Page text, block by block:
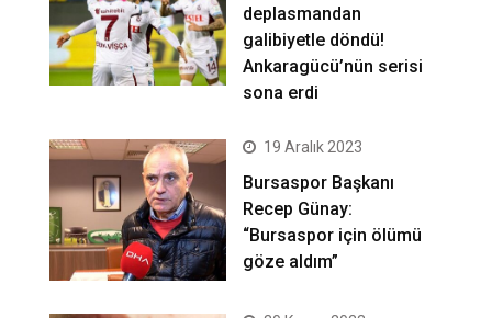
deplasmandan
galibiyetle döndü!
Ankaragücü’nün serisi
sona erdi
19 Aralık 2023
Bursaspor Başkanı
Recep Günay:
“Bursaspor için ölümü
göze aldım”